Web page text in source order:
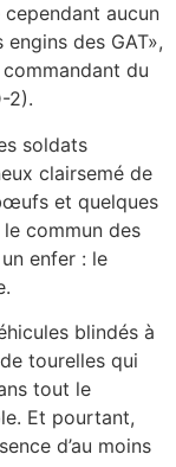
aucun
des GAT»,
du
2).
soldats
clairsemé de
et quelques
commun des
enfer : le
blindés à
tourelles qui
tout le
Et pourtant,
d’au moins